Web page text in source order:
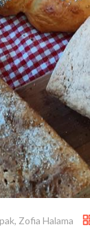
, Zofia Halama